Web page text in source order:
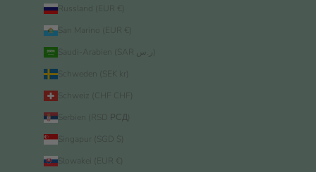
Russland (EUR €)
San Marino (EUR €)
Schweden (SEK kr)
Schweiz (CHF CHF)
Serbien (RSD РСД)
Singapur (SGD $)
Slowakei (EUR €)